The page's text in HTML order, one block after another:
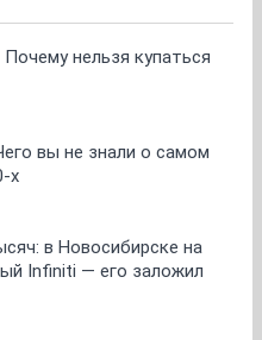
нельзя купаться
вы не знали о самом
х
в Новосибирске на
Infiniti — его заложил